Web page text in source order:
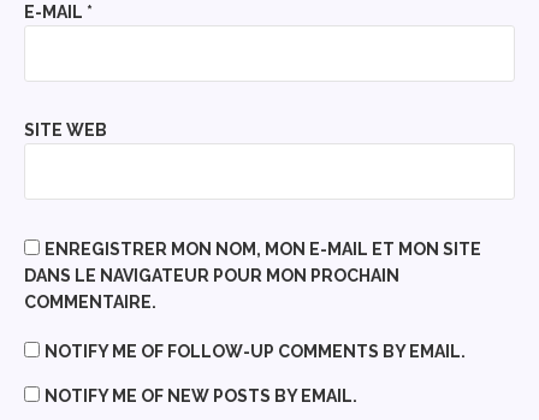
E-MAIL *
SITE WEB
ENREGISTRER MON NOM, MON E-MAIL ET MON SITE
DANS LE NAVIGATEUR POUR MON PROCHAIN
COMMENTAIRE.
NOTIFY ME OF FOLLOW-UP COMMENTS BY EMAIL.
NOTIFY ME OF NEW POSTS BY EMAIL.